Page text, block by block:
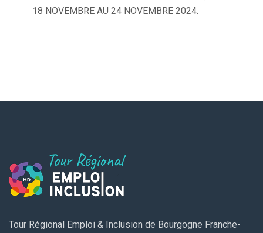
18 NOVEMBRE AU 24 NOVEMBRE 2024.
Tour Régional Emploi & Inclusion de Bourgogne Franche-